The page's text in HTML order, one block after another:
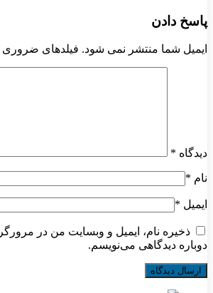
پاسخ دادن
ایمیل شما منتشر نمی شود. فیلدهای ضروری
دیدگاه *
نام *
ایمیل *
ذخیره نام، ایمیل و وبسایت من در
دوباره دیدگاهی می‌نویسم.